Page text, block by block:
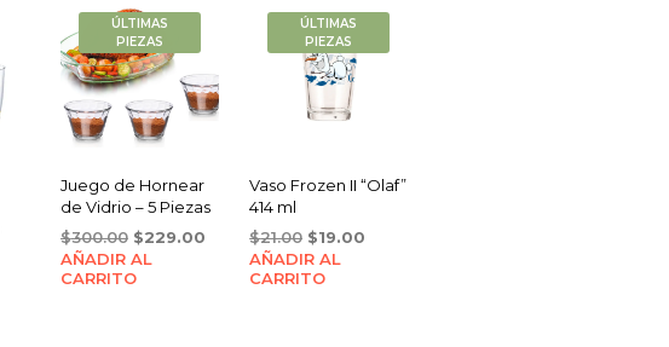
ÚLTIMAS
PIEZAS
Juego de Hornear
de Vidrio – 5 Piezas
$300.00 Original
price
was:
$229.00Current
AÑADIR AL
CARRITO
ÚLTIMAS
PIEZAS
Vaso Frozen II “Olaf”
414 ml
$21.00 Original
price
was:
$19.00
AÑADIR AL
CARRITO